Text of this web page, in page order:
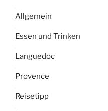
Allgemein
Essen und Trinken
Languedoc
Provence
Reisetipp